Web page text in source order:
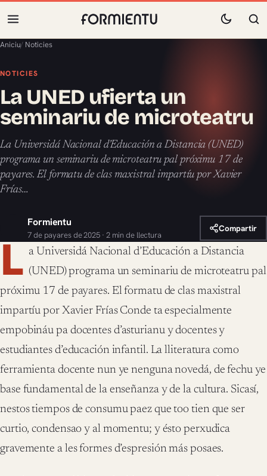
Aniciu/ Noticies
NOTICIES
La UNED ufierta un
seminariu de microteatru
La Universidá Nacional d’Educación a Distancia (UNED)
programa un seminariu de microteatru pal próximu 17 de
payares. El formatu de clas maxistral impartíu por Xavier
Frías…
Formientu
7 de payares de 2025 · 2 min de llectura
Compartir
L a Universidá Nacional d’Educación a Distancia
(UNED) programa un seminariu de microteatru pal
próximu 17 de payares. El formatu de clas maxistral
impartíu por Xavier Frías Conde ta especialmente
empobináu pa docentes d’asturianu y docentes y
estudiantes d’educación infantil. La lliteratura como
ferramienta docente nun ye nenguna novedá, de fechu ye
base fundamental de la enseñanza y de la cultura. Sicasí,
nestos tiempos de consumu paez que too tien que ser
curtio, condensao y al momentu; y ésto perxudica
gravemente a les formes d’espresión más posaes.